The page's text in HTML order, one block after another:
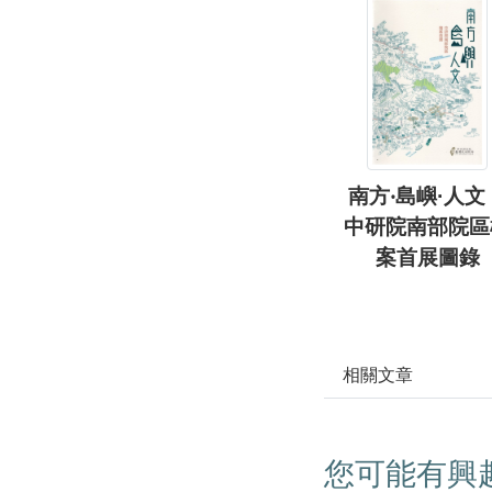
南方‧島嶼·人文
中研院南部院
案首展圖錄
相關文章
您可能有興